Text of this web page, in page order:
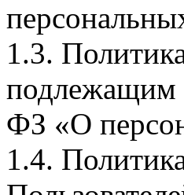
1.3.
подлежащим
ФЗ «О
1.4.